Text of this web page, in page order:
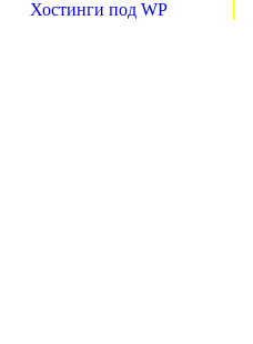
Хостинги под WP